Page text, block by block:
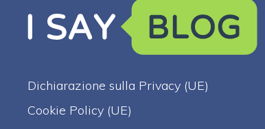
Dichiarazione sulla Privacy (UE)
Cookie Policy (UE)